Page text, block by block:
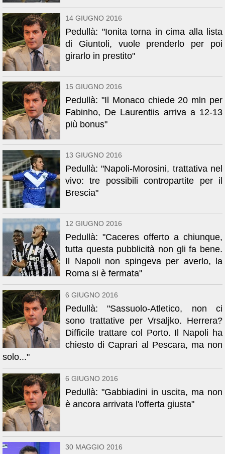
14 GIUGNO 2016
Pedullà: "Ionita torna in cima alla lista
di Giuntoli, vuole prenderlo per poi
girarlo in prestito"
15 GIUGNO 2016
Pedullà: "Il Monaco chiede 20 mln per
Fabinho, De Laurentiis arriva a 12-13
più bonus"
13 GIUGNO 2016
Pedullà: "Napoli-Morosini, trattativa nel
vivo: tre possibili contropartite per il
Brescia"
12 GIUGNO 2016
Pedullà: "Caceres offerto a chiunque,
tutta questa pubblicità non gli fa bene.
Il Napoli non spingeva per averlo, la
Roma si è fermata"
6 GIUGNO 2016
Pedullà: "Sassuolo-Atletico, non ci
sono trattative per Vrsaljko. Herrera?
Difficile trattare col Porto. Il Napoli ha
chiesto di Caprari al Pescara, ma non
solo..."
6 GIUGNO 2016
Pedullà: "Gabbiadini in uscita, ma non
è ancora arrivata l'offerta giusta"
30 MAGGIO 2016